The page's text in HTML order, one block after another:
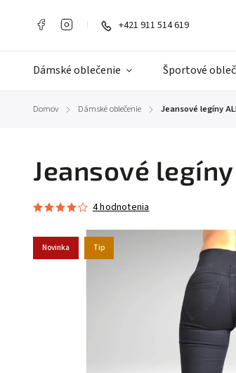
+421 911 514 619
Dámské oblečenie Športové
Domov / Dámské oblečenie / Jeansové legíny
Jeansové
4 hodnotenia
Novinka Tip